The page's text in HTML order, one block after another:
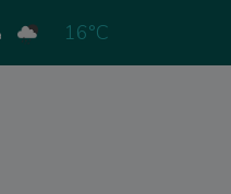
16°C